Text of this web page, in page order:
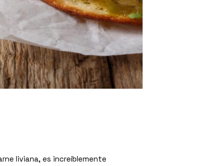
liviana, es increíblemente